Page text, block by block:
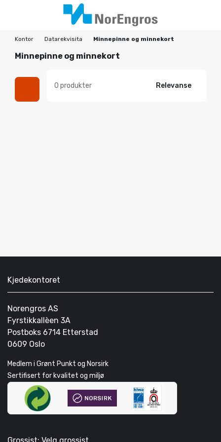
Kontor Datarekvisita Minnepinne og minnekort
Minnepinne og minnekort
0 produkter Relevanse
Kjedekontoret
Norengros AS
Fyrstikkallèen 3A
Postboks 6714 Etterstad
0609 Oslo
Medlem i Grønt Punkt og Norsirk
Sertifisert for kvalitet og miljø